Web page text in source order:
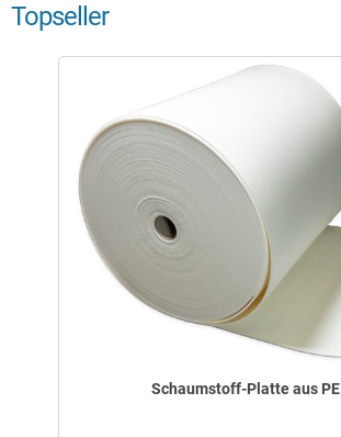
Topseller
Schaumstoff-Platte aus PE